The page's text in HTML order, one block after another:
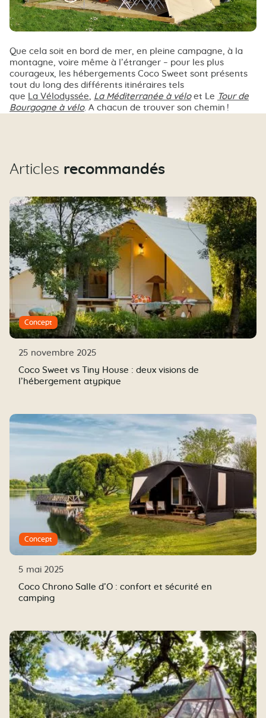
Que cela soit en bord de mer, en pleine campagne, à la
montagne, voire même à l’étranger – pour les plus
courageux, les hébergements Coco Sweet sont présents
tout du long des différents itinéraires tels
que
La Vélodyssée La Méditerranée à véloet Le Tour de
Bourgogne à vélo. A chacun de trouver son chemin !
Articles recommandés
Concept
25 novembre 2025
Coco Sweet vs Tiny House : deux visions de
l’hébergement atypique
Concept
5 mai 2025
Coco Chrono Salle d’O : confort et sécurité en
camping